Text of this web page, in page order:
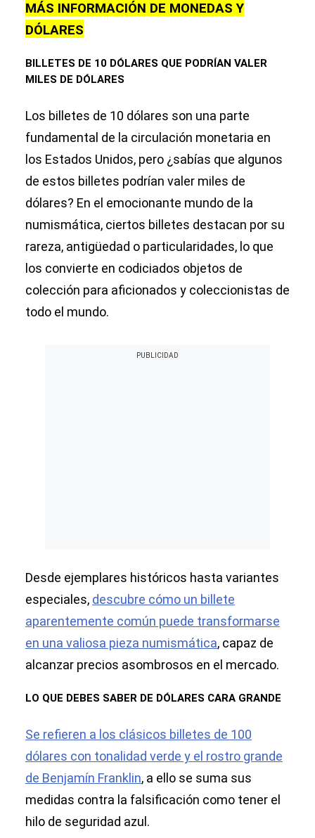
MÁS INFORMACIÓN DE MONEDAS Y
DÓLARES
BILLETES DE 10 DÓLARES QUE PODRÍAN VALER
MILES DE DÓLARES
Los billetes de 10 dólares son una parte
fundamental de la circulación monetaria en
los Estados Unidos, pero ¿sabías que algunos
de estos billetes podrían valer miles de
dólares? En el emocionante mundo de la
numismática, ciertos billetes destacan por su
rareza, antigüedad o particularidades, lo que
los convierte en codiciados objetos de
colección para aficionados y coleccionistas de
todo el mundo.
Desde ejemplares históricos hasta variantes
especiales, descubre cómo un billete
aparentemente común puede transformarse
en una valiosa pieza numismática, capaz de
alcanzar precios asombrosos en el mercado.
LO QUE DEBES SABER DE DÓLARES CARA GRANDE
Se refieren a los clásicos billetes de 100
dólares con tonalidad verde y el rostro grande
de Benjamín Franklin, a ello se suma sus
medidas contra la falsificación como tener el
hilo de seguridad azul.